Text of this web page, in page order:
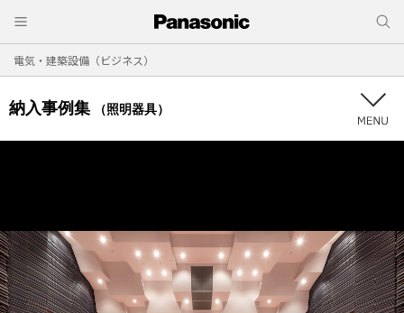
電気・建築設備（ビジネス）
納入事例集 （照明器具）